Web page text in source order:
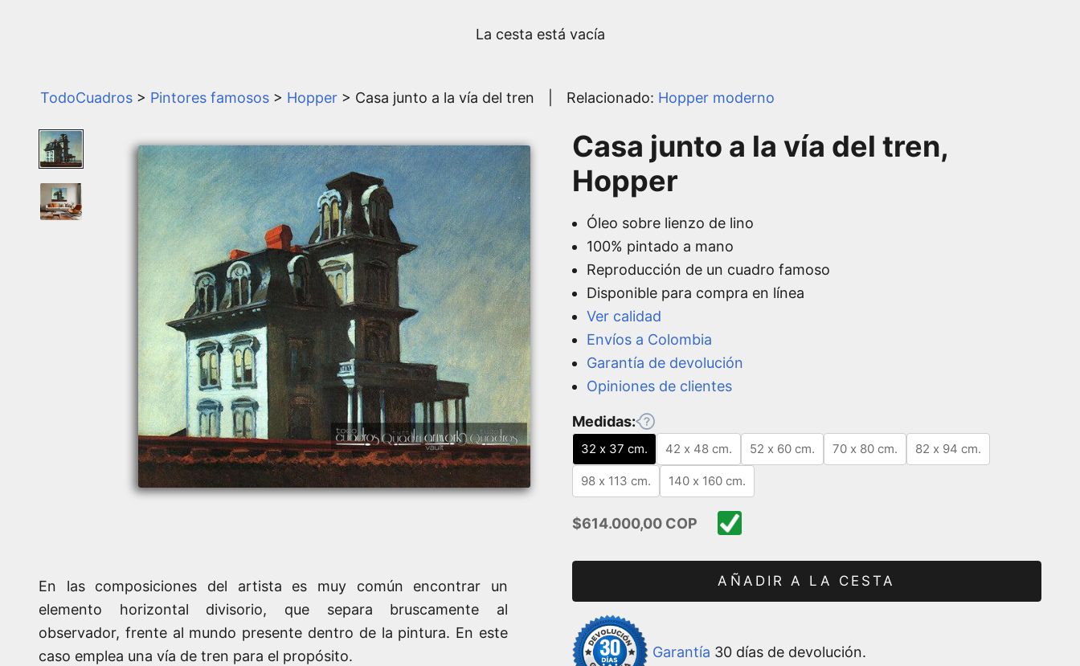
La cesta está vacía
TodoCuadros > Pintores famosos > Hopper > Casa junto a la vía del tren Relacionado: Hopper moderno
Casa junto a la vía del tren,
Hopper
Óleo sobre lienzo de lino
100% pintado a mano
Reproducción de un cuadro famoso
Disponible para compra en línea
Ver calidad
Envíos a Colombia
Garantía de devolución
Opiniones de clientes
Medidas:
32 x 37 cm. 42 x 48 cm. 52 x 60 cm. 70 x 80 cm. 82 x 94 cm.
98 x 113 cm. 140 x 160 cm.
Precio de oferta
$614.000,00 COP
AÑADIR A LA CESTA
Garantía 30 días de devolución.
En las composiciones del artista es muy común encontrar un
elemento horizontal divisorio, que separa bruscamente al
observador, frente al mundo presente dentro de la pintura. En este
caso emplea una vía de tren para el propósito.